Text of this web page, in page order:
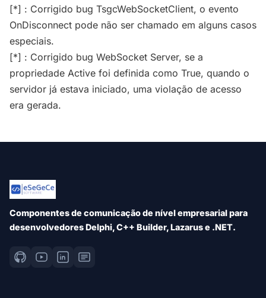
[*] : Corrigido bug TsgcWebSocketClient, o evento
OnDisconnect pode não ser chamado em alguns casos
especiais.
[*] : Corrigido bug WebSocket Server, se a
propriedade Active foi definida como True, quando o
servidor já estava iniciado, uma violação de acesso
era gerada.
Componentes de comunicação de nível empresarial para
desenvolvedores Delphi, C++ Builder, Lazarus e .NET.